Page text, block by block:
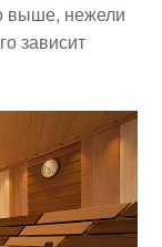
выше, нежели
зависит